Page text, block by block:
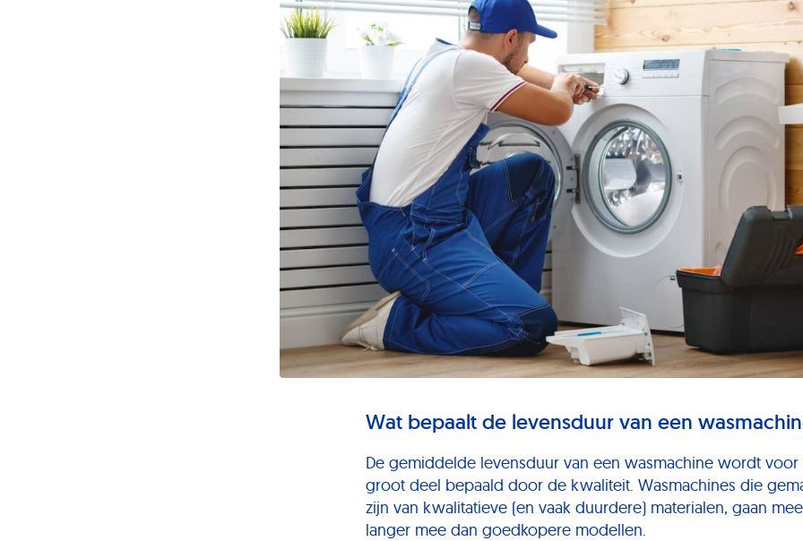
Wat bepaalt de levensduur van een
De gemiddelde levensduur van een wasmachine wordt voor
groot deel bepaald door de kwaliteit. Wasmachines die
zijn van kwalitatieve (en vaak duurdere) materialen, gaan
langer mee dan goedkopere modellen.